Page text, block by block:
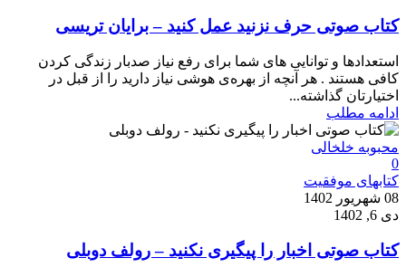
کتاب صوتی حرف نزنید عمل کنید – برایان تریسی
استعدادها و توانایی های شما برای رفع نیاز صدبار زندگی کردن
کافی هستند . هر آنچه از بهره‌ی هوشی نیاز دارید را از قبل در
اختیارتان گذاشته...
ادامه مطلب
محبوبه خلخالی
0
کتابهای موفقیت
08 شهریور 1402
دی 6, 1402
کتاب صوتی اخبار را پیگیری نکنید – رولف دوبلی